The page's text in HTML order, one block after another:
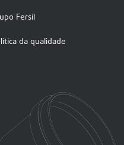
Fersil
da qualidade